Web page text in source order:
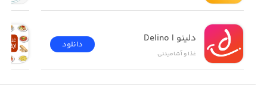
دلینو | Delino
غذا و آشامیدنی
دانلود